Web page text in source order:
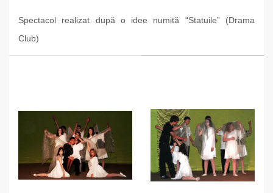
Spectacol realizat după o idee numită “Statuile” (Drama
Club)